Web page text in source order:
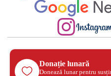
Donație lunară
Donează lunar pentru